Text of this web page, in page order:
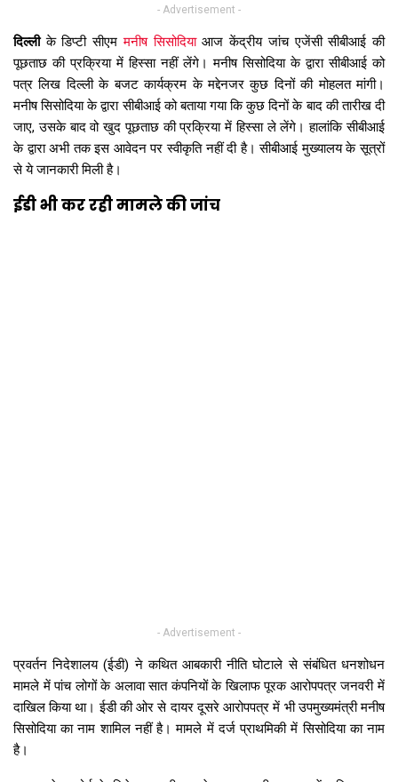
- Advertisement -
दिल्लीके डिप्टी सीएममनीष सिसोदियाआज केंद्रीय जांच एजेंसी सीबीआई की
पूछताछ की प्रक्रिया में हिस्सा नहीं लेंगे। मनीष सिसोदिया के द्वारा सीबीआई को
पत्र लिख दिल्ली के बजट कार्यक्रम के मद्देनजर कुछ दिनों की मोहलत मांगी।
मनीष सिसोदिया के द्वारा सीबीआई को बताया गया कि कुछ दिनों के बाद की तारीख दी
जाए, उसके बाद वो खुद पूछताछ की प्रक्रिया में हिस्सा ले लेंगे। हालांकि सीबीआई
के द्वारा अभी तक इस आवेदन पर स्वीकृति नहीं दी है। सीबीआई मुख्यालय के सूत्रों
से ये जानकारी मिली है।
ईडी भी कर रही मामले की जांच
- Advertisement -
प्रवर्तन निदेशालय (ईडी) ने कथित आबकारी नीति घोटाले से संबंधित धनशोधन
मामले में पांच लोगों के अलावा सात कंपनियों के खिलाफ पूरक आरोपपत्र जनवरी में
दाखिल किया था। ईडी की ओर से दायर दूसरे आरोपपत्र में भी उपमुख्यमंत्री मनीष
सिसोदिया का नाम शामिल नहीं है। मामले में दर्ज प्राथमिकी में सिसोदिया का नाम
है।